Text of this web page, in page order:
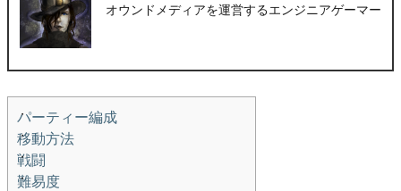
オウンドメディアを運営するエンジニアゲーマー
パーティー編成
移動方法
戦闘
難易度